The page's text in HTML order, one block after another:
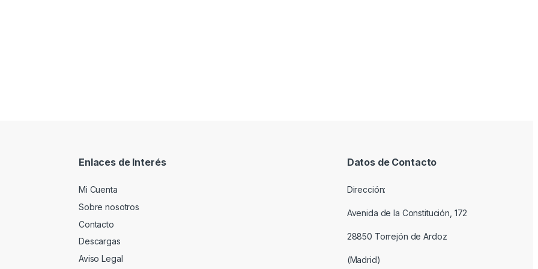
Enlaces de Interés
Mi Cuenta
Sobre nosotros
Contacto
Descargas
Aviso Legal
Datos de Contacto
Dirección:
Avenida de la Constitución, 172
28850 Torrejón de Ardoz
(Madrid)